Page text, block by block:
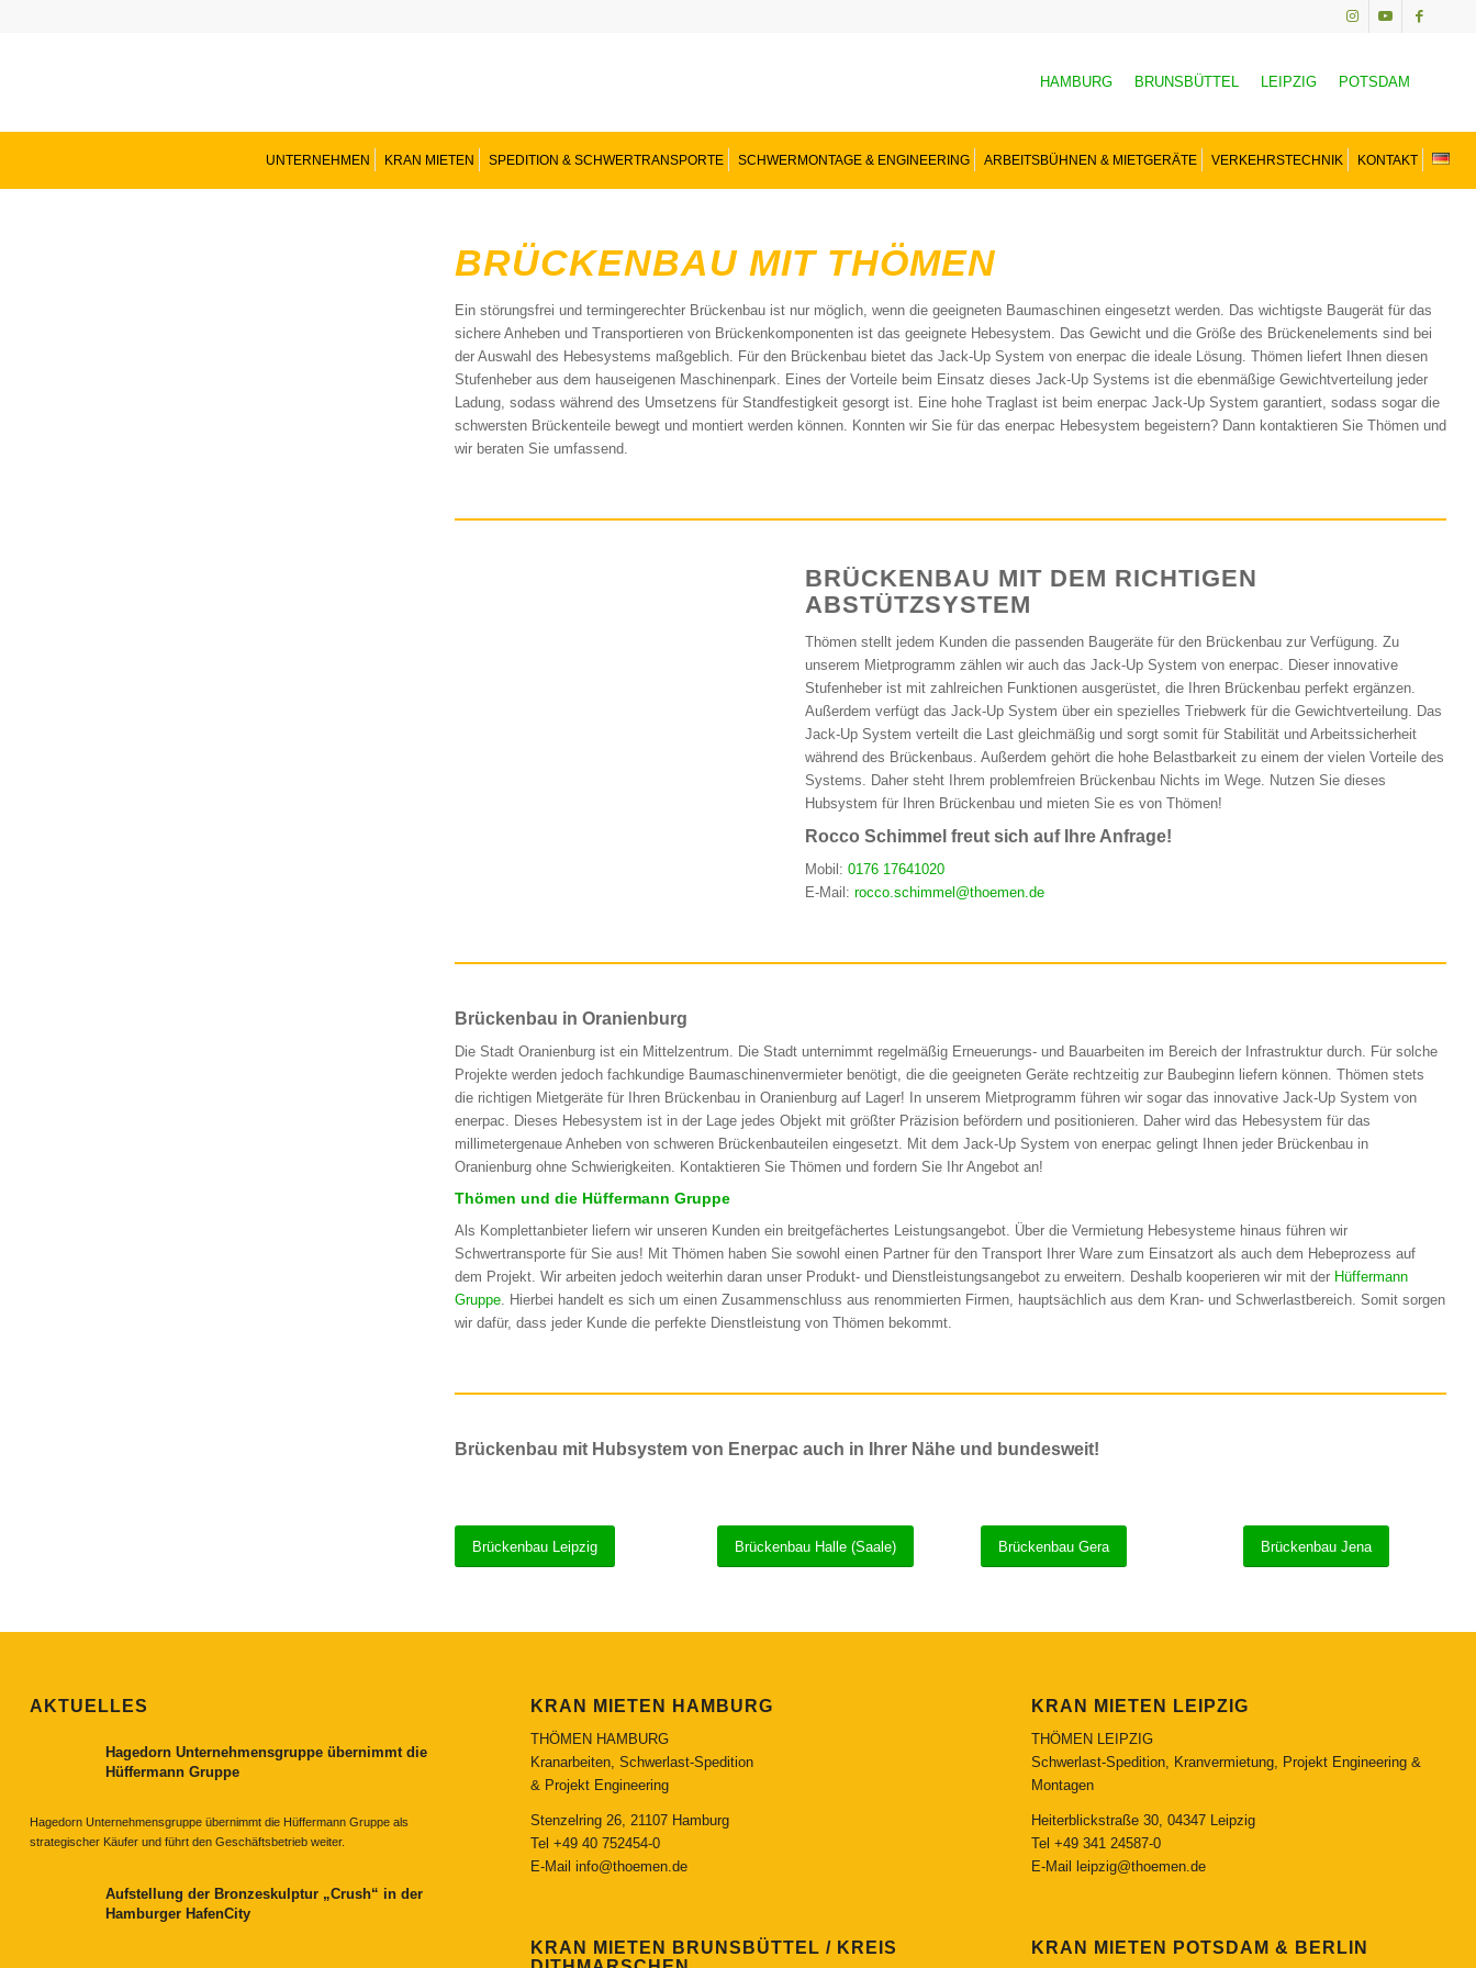
HAMBURG BRUNSBÜTTEL LEIPZIG POTSDAM
UNTERNEHMEN KRAN MIETEN SPEDITION & SCHWERTRANSPORTE SCHWERMONTAGE & ENGINEERING ARBEITSBÜHNEN & MIETGERÄTE VERKEHRSTECHNIK KONTAKT
BRÜCKENBAU MIT THÖMEN
Ein störungsfrei und termingerechter Brückenbau ist nur möglich, wenn die geeigneten Baumaschinen eingesetzt werden. Das wichtigste Baugerät für das
sichere Anheben und Transportieren von Brückenkomponenten ist das geeignete Hebesystem. Das Gewicht und die Größe des Brückenelements sind bei
der Auswahl des Hebesystems maßgeblich. Für den Brückenbau bietet das Jack-Up System von enerpac die ideale Lösung. Thömen liefert Ihnen diesen
Stufenheber aus dem hauseigenen Maschinenpark. Eines der Vorteile beim Einsatz dieses Jack-Up Systems ist die ebenmäßige Gewichtverteilung jeder
Ladung, sodass während des Umsetzens für Standfestigkeit gesorgt ist. Eine hohe Traglast ist beim enerpac Jack-Up System garantiert, sodass sogar die
schwersten Brückenteile bewegt und montiert werden können. Konnten wir Sie für das enerpac Hebesystem begeistern? Dann kontaktieren Sie Thömen und
wir beraten Sie umfassend.
BRÜCKENBAU MIT DEM RICHTIGEN
ABSTÜTZSYSTEM
Thömen stellt jedem Kunden die passenden Baugeräte für den Brückenbau zur Verfügung. Zu
unserem Mietprogramm zählen wir auch das Jack-Up System von enerpac. Dieser innovative
Stufenheber ist mit zahlreichen Funktionen ausgerüstet, die Ihren Brückenbau perfekt ergänzen.
Außerdem verfügt das Jack-Up System über ein spezielles Triebwerk für die Gewichtverteilung. Das
Jack-Up System verteilt die Last gleichmäßig und sorgt somit für Stabilität und Arbeitssicherheit
während des Brückenbaus. Außerdem gehört die hohe Belastbarkeit zu einem der vielen Vorteile des
Systems. Daher steht Ihrem problemfreien Brückenbau Nichts im Wege. Nutzen Sie dieses
Hubsystem für Ihren Brückenbau und mieten Sie es von Thömen!
Rocco Schimmel freut sich auf Ihre Anfrage!
Mobil:0176 17641020
E-Mail:rocco.schimmel@thoemen.de
Brückenbau in Oranienburg
Die Stadt Oranienburg ist ein Mittelzentrum. Die Stadt unternimmt regelmäßig Erneuerungs- und Bauarbeiten im Bereich der Infrastruktur durch. Für solche
Projekte werden jedoch fachkundige Baumaschinenvermieter benötigt, die die geeigneten Geräte rechtzeitig zur Baubeginn liefern können. Thömen stets
die richtigen Mietgeräte für Ihren Brückenbau in Oranienburg auf Lager! In unserem Mietprogramm führen wir sogar das innovative Jack-Up System von
enerpac. Dieses Hebesystem ist in der Lage jedes Objekt mit größter Präzision befördern und positionieren. Daher wird das Hebesystem für das
millimetergenaue Anheben von schweren Brückenbauteilen eingesetzt. Mit dem Jack-Up System von enerpac gelingt Ihnen jeder Brückenbau in
Oranienburg ohne Schwierigkeiten. Kontaktieren Sie Thömen und fordern Sie Ihr Angebot an!
Thömen und die Hüffermann Gruppe
Als Komplettanbieter liefern wir unseren Kunden ein breitgefächertes Leistungsangebot. Über die Vermietung Hebesysteme hinaus führen wir
Schwertransporte für Sie aus! Mit Thömen haben Sie sowohl einen Partner für den Transport Ihrer Ware zum Einsatzort als auch dem Hebeprozess auf
dem Projekt. Wir arbeiten jedoch weiterhin daran unser Produkt- und Dienstleistungsangebot zu erweitern. Deshalb kooperieren wir mit der Hüffermann
Gruppe. Hierbei handelt es sich um einen Zusammenschluss aus renommierten Firmen, hauptsächlich aus dem Kran- und Schwerlastbereich. Somit sorgen
wir dafür, dass jeder Kunde die perfekte Dienstleistung von Thömen bekommt.
Brückenbau mit Hubsystem von Enerpac auch in Ihrer Nähe und bundesweit!
Brückenbau Leipzig Brückenbau Halle (Saale) Brückenbau Gera Brückenbau Jena
AKTUELLES
Hagedorn Unternehmensgruppe übernimmt die
Hüffermann Gruppe
Hagedorn Unternehmensgruppe übernimmt die Hüffermann Gruppe als
strategischer Käufer und führt den Geschäftsbetrieb weiter.
Aufstellung der Bronzeskulptur „Crush“ in der
Hamburger HafenCity
KRAN MIETEN HAMBURG
THÖMEN HAMBURG
Kranarbeiten, Schwerlast-Spedition
& Projekt Engineering
Stenzelring 26, 21107 Hamburg
Tel +49 40 752454-0
E-Mail info@thoemen.de
KRAN MIETEN BRUNSBÜTTEL / KREIS
KRAN MIETEN LEIPZIG
THÖMEN LEIPZIG
Schwerlast-Spedition, Kranvermietung, Projekt Engineering &
Montagen
Heiterblickstraße 30, 04347 Leipzig
Tel +49 341 24587-0
E-Mail
leipzig@thoemen.de
KRAN MIETEN POTSDAM & BERLIN